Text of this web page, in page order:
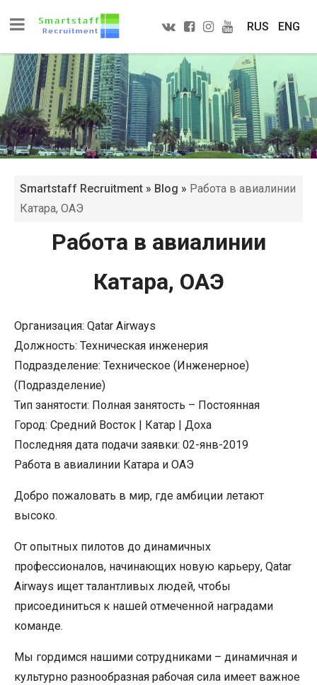
RUS ENG
Smartstaff Recruitment » Blog » Работа в авиалинии
Катара, ОАЭ
Работа в авиалинии
Катара, ОАЭ
Организация: Qatar Airways
Должность: Техническая инженерия
Подразделение: Техническое (Инженерное)
(Подразделение)
Тип занятости: Полная занятость – Постоянная
Город: Средний Восток | Катар | Доха
Последняя дата подачи заявки: 02-янв-2019
Работа в авиалинии Катара и ОАЭ
Добро пожаловать в мир, где амбиции летают
высоко.
От опытных пилотов до динамичных
профессионалов, начинающих новую карьеру, Qatar
Airways ищет талантливых людей, чтобы
присоединиться к нашей отмеченной наградами
команде.
Мы гордимся нашими сотрудниками – динамичная и
культурно разнообразная рабочая сила имеет важное